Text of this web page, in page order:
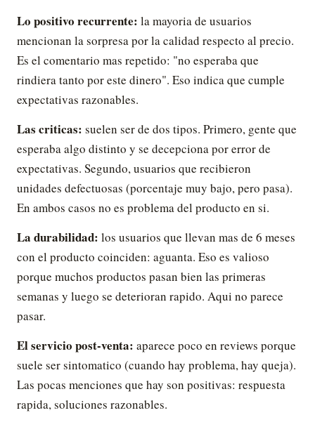
Lo positivo recurrente: la mayoria de usuarios
mencionan la sorpresa por la calidad respecto al precio.
Es el comentario mas repetido: "no esperaba que
rindiera tanto por este dinero". Eso indica que cumple
expectativas razonables.
Las criticas: suelen ser de dos tipos. Primero, gente que
esperaba algo distinto y se decepciona por error de
expectativas. Segundo, usuarios que recibieron
unidades defectuosas (porcentaje muy bajo, pero pasa).
En ambos casos no es problema del producto en si.
La durabilidad: los usuarios que llevan mas de 6 meses
con el producto coinciden: aguanta. Eso es valioso
porque muchos productos pasan bien las primeras
semanas y luego se deterioran rapido. Aqui no parece
pasar.
El servicio post-venta: aparece poco en reviews porque
suele ser sintomatico (cuando hay problema, hay queja).
Las pocas menciones que hay son positivas: respuesta
rapida, soluciones razonables.